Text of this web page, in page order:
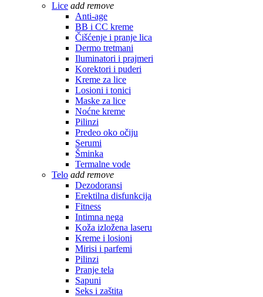
Lice add remove
Anti-age
BB i CC kreme
Čišćenje i pranje lica
Dermo tretmani
Iluminatori i prajmeri
Korektori i puderi
Kreme za lice
Losioni i tonici
Maske za lice
Noćne kreme
Pilinzi
Predeo oko očiju
Serumi
Šminka
Termalne vode
Telo add remove
Dezodoransi
Erektilna disfunkcija
Fitness
Intimna nega
Koža izložena laseru
Kreme i losioni
Mirisi i parfemi
Pilinzi
Pranje tela
Sapuni
Seks i zaštita